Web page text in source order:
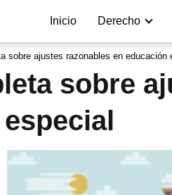
Inicio Derecho
sobre ajustes razonables en educación
sobre